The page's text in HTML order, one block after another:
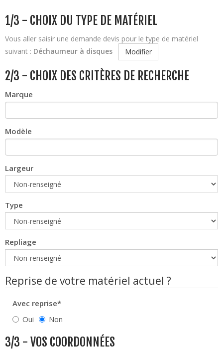
1/3 - CHOIX DU TYPE DE MATÉRIEL
Vous aller saisir une demande devis pour le type de matériel
suivant : Déchaumeur à disques Modifier
2/3 - CHOIX DES CRITÈRES DE RECHERCHE
Marque
Modèle
Largeur
Type
Repliage
Reprise de votre matériel actuel ?
Avec reprise*
Oui
Non
3/3 - VOS COORDONNÉES